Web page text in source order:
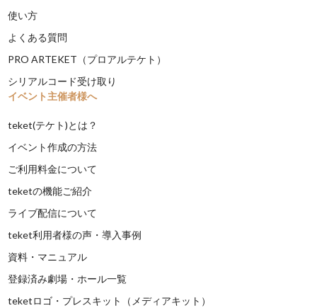
使い方
よくある質問
PRO ARTEKET（プロアルテケト）
シリアルコード受け取り
イベント主催者様へ
teket(テケト)とは？
イベント作成の方法
ご利用料金について
teketの機能ご紹介
ライブ配信について
teket利用者様の声・導入事例
資料・マニュアル
登録済み劇場・ホール一覧
teketロゴ・プレスキット（メディアキット）